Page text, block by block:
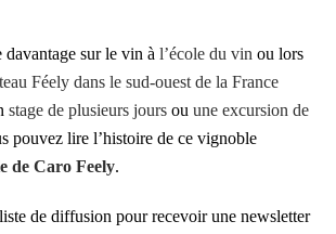
davantage sur le vin à l’école du vin ou lors
Féely dans le sud-ouest de la France
stage de plusieurs jours ou une excursion de
pouvez lire l’histoire de ce vignoble
de Caro Feely.
de diffusion pour recevoir une newsletter